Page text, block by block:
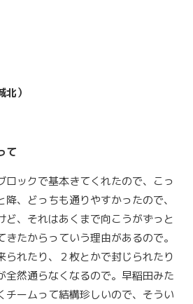
）
て
ロックで基本きてくれたので、こっ
、どっちも通りやすかったので、
ど、それはあくまで向こうがずっと
たからっていう理由があるので。
られたり、２枚とかで封じられたり
全然通らなくなるので。早稲田みた
チームって結構珍しいので、そうい